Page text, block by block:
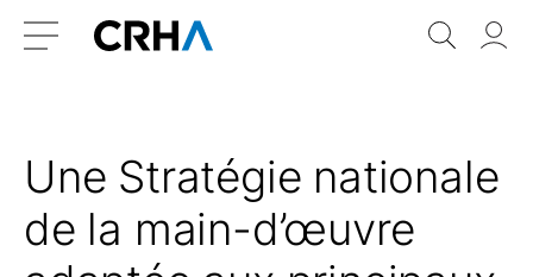
Retour
Une Stratégie nationale
de la main-d’œuvre